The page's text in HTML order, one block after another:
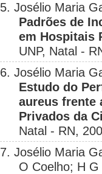
5. Josélio Maria
Padrões de
em Hospitais
UNP, Natal -
6. Josélio Maria
Estudo do
aureus frente
Privados da
Natal - RN,
7. Josélio Maria
O Coelho; H